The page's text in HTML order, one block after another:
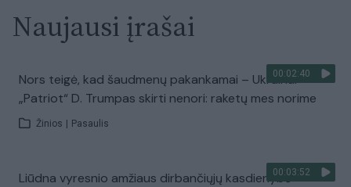
Naujausi įrašai
00:02:40
Nors teigė, kad šaudmenų pakankamai – Ukrainai
„Patriot“ D. Trumpas skirti nenori: raketų mes norime
Žinios Pasaulis
00:03:52
Liūdna vyresnio amžiaus dirbančiųjų kasdienybė –